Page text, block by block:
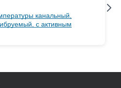
канальный,
с активным